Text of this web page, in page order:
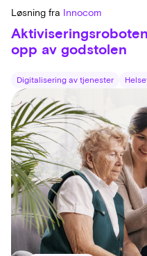
Løsning fra Innocom
opp av godstolen
Digitalisering av tjenester